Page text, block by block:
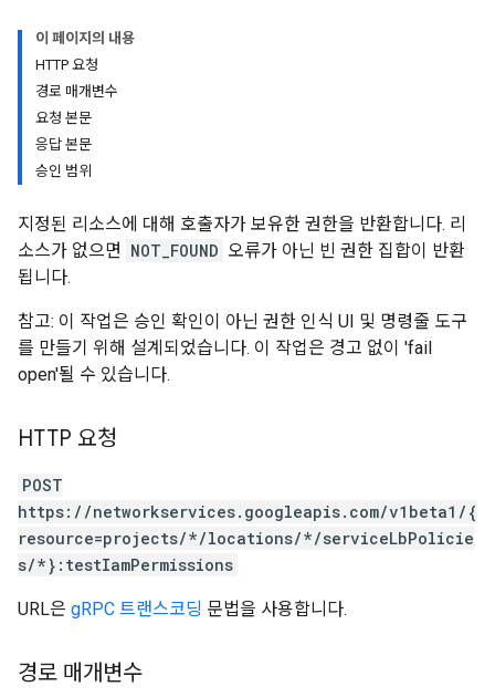
이 페이지의 내용
HTTP 요청
경로 매개변수
요청 본문
응답 본문
승인 범위
지정된 리소스에 대해 호출자가 보유한 권한을 반환합니다. 리
소스가 없으면 NOT_FOUND 오류가 아닌 빈 권한 집합이 반환
됩니다.
참고: 이 작업은 승인 확인이 아닌 권한 인식 UI 및 명령줄 도구
를 만들기 위해 설계되었습니다. 이 작업은 경고 없이 'fail
open'될 수 있습니다.
HTTP 요청
POST
https://networkservices.googleapis.com/v1beta1/{
resource=projects/*/locations/*/serviceLbPolicie
s/*}:testIamPermissions
URL은 gRPC 트랜스코딩 문법을 사용합니다.
경로 매개변수